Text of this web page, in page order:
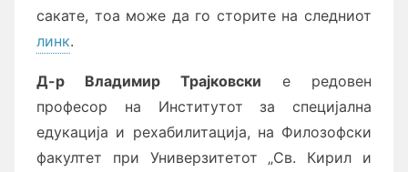
сакате, тоа може да го сторите на следниот
линк.
Д-р Владимир Трајковски е редовен
професор на Институтот за специјална
едукација и рехабилитација, на Филозофски
факултет при Универзитетот „Св. Кирил и